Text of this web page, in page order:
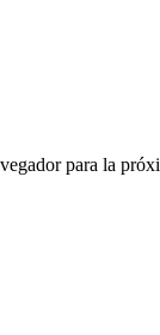
para la